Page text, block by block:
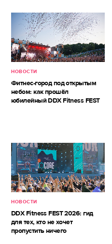
НОВОСТИ
Фитнес-город под открытым
небом: как прошёл
юбилейный DDX Fitness FEST
НОВОСТИ
DDX Fitness FEST 2026: гид
для тех, кто не хочет
пропустить ничего